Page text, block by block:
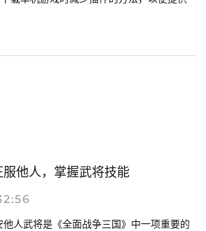
他人，掌握武将技能
人武将是《全面战争三国》中一项重要的